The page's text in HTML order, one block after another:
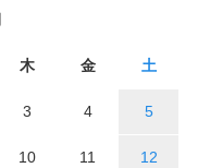
木 金 土
3 4 5
10 11 12